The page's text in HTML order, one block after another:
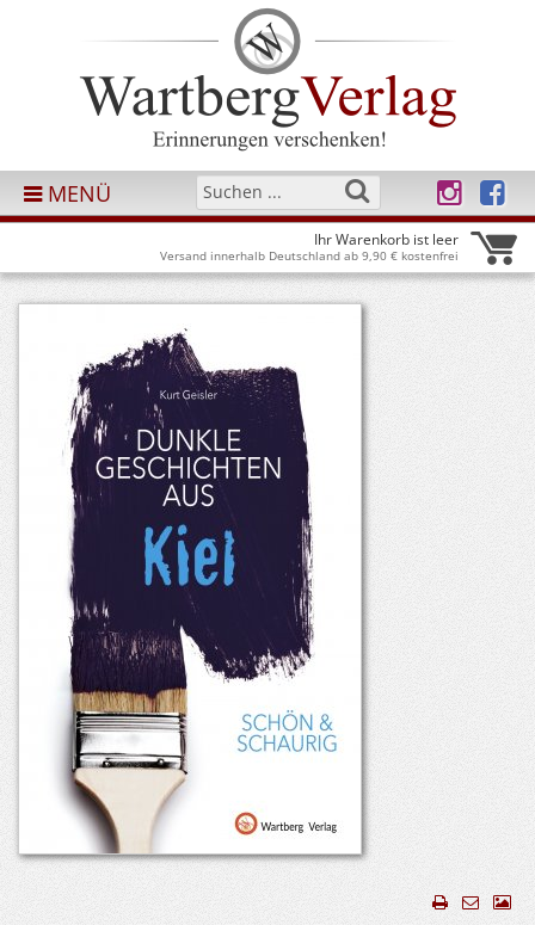
MENÜ
Ihr Warenkorb ist leer
Versand innerhalb Deutschland ab 9,90 € kostenfrei